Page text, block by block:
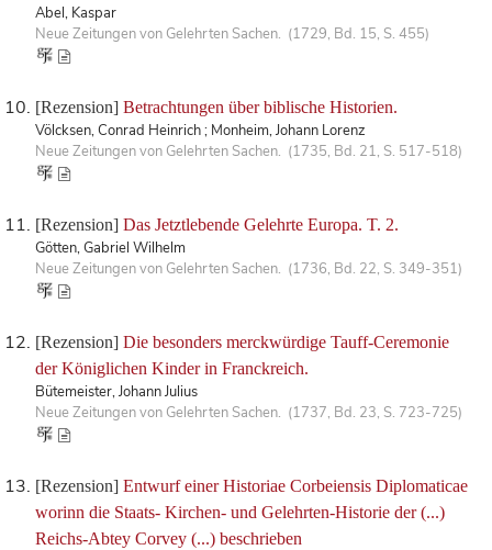
Abel, Kaspar
Neue Zeitungen von Gelehrten Sachen. (1729, Bd. 15, S. 455)
[Rezension] Betrachtungen über biblische Historien.
Völcksen, Conrad Heinrich ; Monheim, Johann Lorenz
Neue Zeitungen von Gelehrten Sachen. (1735, Bd. 21, S. 517-518)
[Rezension] Das Jetztlebende Gelehrte Europa. T. 2.
Götten, Gabriel Wilhelm
Neue Zeitungen von Gelehrten Sachen. (1736, Bd. 22, S. 349-351)
[Rezension] Die besonders merckwürdige Tauff-Ceremonie
der Königlichen Kinder in Franckreich.
Bütemeister, Johann Julius
Neue Zeitungen von Gelehrten Sachen. (1737, Bd. 23, S. 723-725)
[Rezension] Entwurf einer Historiae Corbeiensis Diplomaticae
worinn die Staats- Kirchen- und Gelehrten-Historie der (...)
Reichs-Abtey Corvey (...) beschrieben